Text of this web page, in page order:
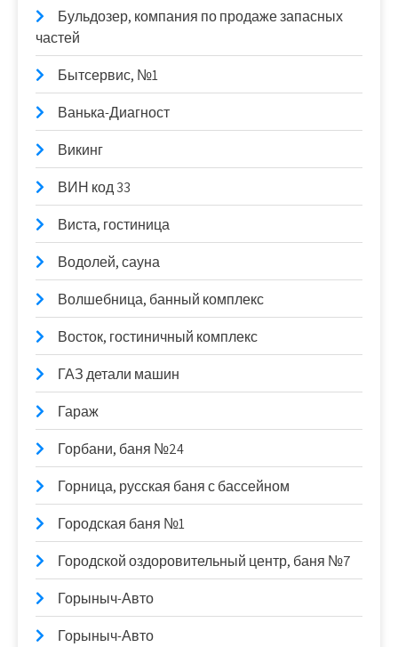
Бульдозер, компания по продаже запасных
частей
Бытсервис, №1
Ванька-Диагност
Викинг
ВИН код 33
Виста, гостиница
Водолей, сауна
Волшебница, банный комплекс
Восток, гостиничный комплекс
ГАЗ детали машин
Гараж
Горбани, баня №24
Горница, русская баня с бассейном
Городская баня №1
Городской оздоровительный центр, баня №7
Горыныч-Авто
Горыныч-Авто